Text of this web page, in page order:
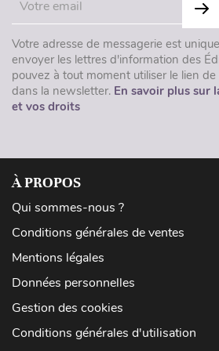
Votre adresse de messagerie est
envoyer les lettres d'information des
pouvez à tout moment utiliser le lien
dans la newsletter. En savoir plus sur
et vos droits
À PROPOS
Qui sommes-nous ?
Conditions générales de ventes
Mentions légales
Données personnelles
Gestion des cookies
Conditions générales d'utilisation